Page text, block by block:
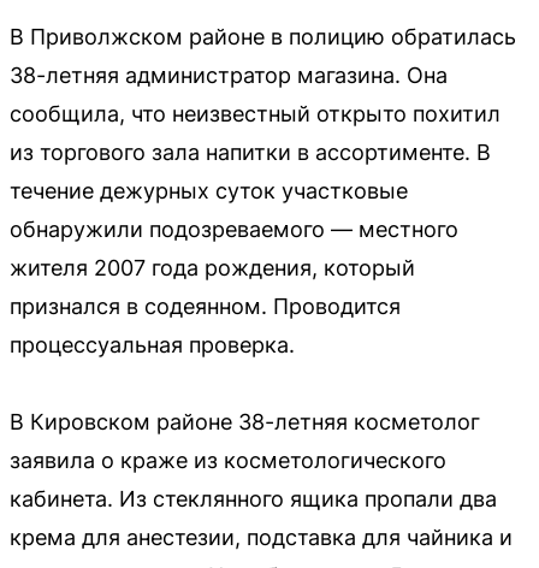
В Приволжском районе в полицию обратилась
38-летняя администратор магазина. Она
сообщила, что неизвестный открыто похитил
из торгового зала напитки в ассортименте. В
течение дежурных суток участковые
обнаружили подозреваемого — местного
жителя 2007 года рождения, который
признался в содеянном. Проводится
процессуальная проверка.
В Кировском районе 38-летняя косметолог
заявила о краже из косметологического
кабинета. Из стеклянного ящика пропали два
крема для анестезии, подставка для чайника и